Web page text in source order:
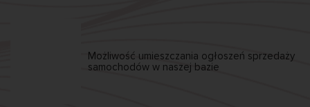
Możliwość umieszczania ogłoszeń sprzedaży
samochodów w naszej bazie